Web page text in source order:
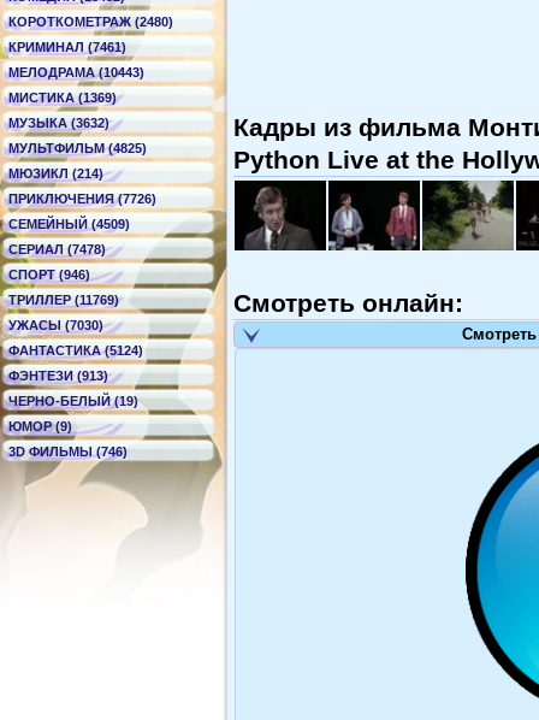
КОРОТКОМЕТРАЖ (2480)
КРИМИНАЛ (7461)
МЕЛОДРАМА (10443)
МИСТИКА (1369)
МУЗЫКА (3632)
МУЛЬТФИЛЬМ (4825)
МЮЗИКЛ (214)
ПРИКЛЮЧЕНИЯ (7726)
СЕМЕЙНЫЙ (4509)
СЕРИАЛ (7478)
СПОРТ (946)
ТРИЛЛЕР (11769)
УЖАСЫ (7030)
ФАНТАСТИКА (5124)
ФЭНТЕЗИ (913)
ЧЕРНО-БЕЛЫЙ (19)
ЮМОР (9)
3D ФИЛЬМЫ (746)
Кадры из фильма
Python Live at the
Смотреть онлайн: